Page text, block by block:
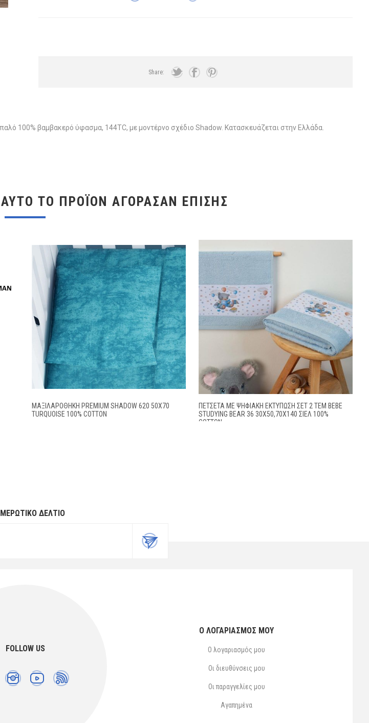
Share:
100% βαμβακερό ύφασμα, 144TC, με μοντέρνο σχέδιο Shadow. Κατασκευάζεται στην Ελλάδα.
ΤΟ ΠΡΟΪΌΝ ΑΓΌΡΑΣΑΝ ΕΠΊΣΗΣ
ΜΑΞΙΛΑΡΟΘΉΚΗ PREMIUM SHADOW 620 50X70
TURQUOISE 100% COTTON
ΠΕΤΣΕΤΑ ΜΕ ΨΗΦΙΑΚΉ ΕΚΤΎΠΩΣΗ ΣΕΤ 2 ΤΕΜ BEBE
STUDYING BEAR 36 30X50,70X140 ΣΙΕΛ 100%
COTTON
ΔΕΛΤΊΟ
FOLLOW US
Ο ΛΟΓΑΡΙΑΣΜΌΣ ΜΟΥ
Ο λογαριασμός μου
Οι διευθύνσεις μου
Οι παραγγελίες μου
Αγαπημένα